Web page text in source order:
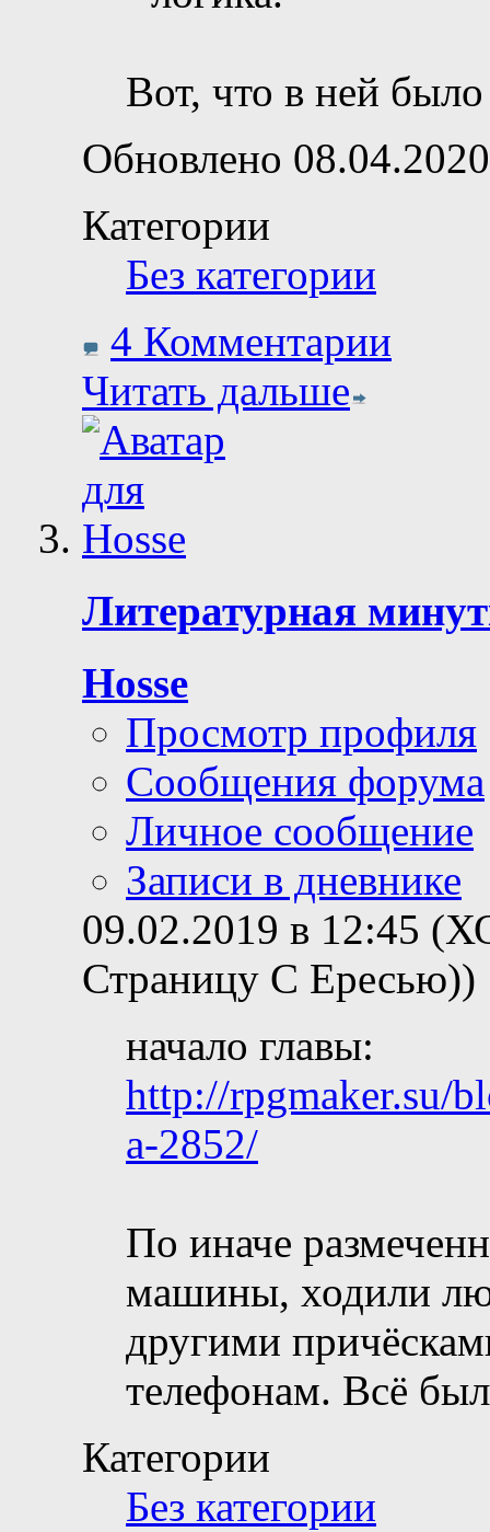
Вот, что в ней
Обновлено
Категории
Без категории
4 Комментарии
Читать дальше
Литературная
Hosse
Просмотр профиля
Сообщения форума
Личное сообщение
Записи в дневнике
09.02.2019 в 12:45
Страницу С Ересью))
начало главы:
http://rpgmaker.su/
a-2852/
По иначе
машины, ходили
другими
телефонам. Всё
Категории
Без категории